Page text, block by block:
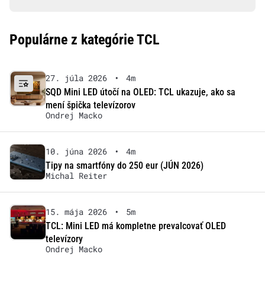
Populárne z kategórie TCL
27. júla 2026 •
4m
SQD Mini LED útočí na OLED: TCL ukazuje, ako sa
mení špička televízorov
Ondrej Macko
10. júna 2026 •
4m
Tipy na smartfóny do 250 eur (JÚN 2026)
Michal Reiter
15. mája 2026 •
5m
TCL: Mini LED má kompletne prevalcovať OLED
televízory
Ondrej Macko